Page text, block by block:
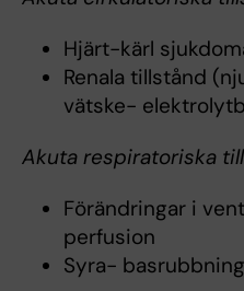
Hjärt-kärl
Renala tillstånd
vätske-
Akuta respiratoriska
Förändringar i
perfusion
Syra-